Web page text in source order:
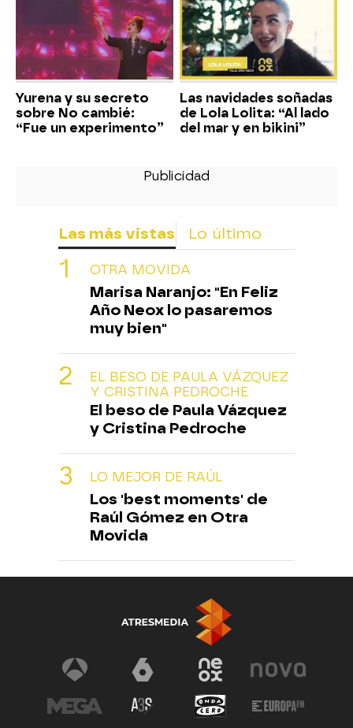
Yurena y su secreto
sobre No cambié:
“Fue un experimento”
Las navidades soñadas
de Lola Lolita: “Al lado
del mar y en bikini”
Las más vistas Lo último
OTRA MOVIDA
Marisa Naranjo: "En Feliz
Año Neox lo pasaremos
muy bien"
EL BESO DE PAULA VÁZQUEZ
Y CRISTINA PEDROCHE
El beso de Paula Vázquez
y Cristina Pedroche
LO MEJOR DE RAÚL
Los 'best moments' de
Raúl Gómez en Otra
Movida